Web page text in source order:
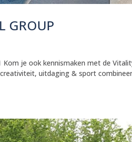
GROUP
je ook kennismaken met de
uitdaging & sport